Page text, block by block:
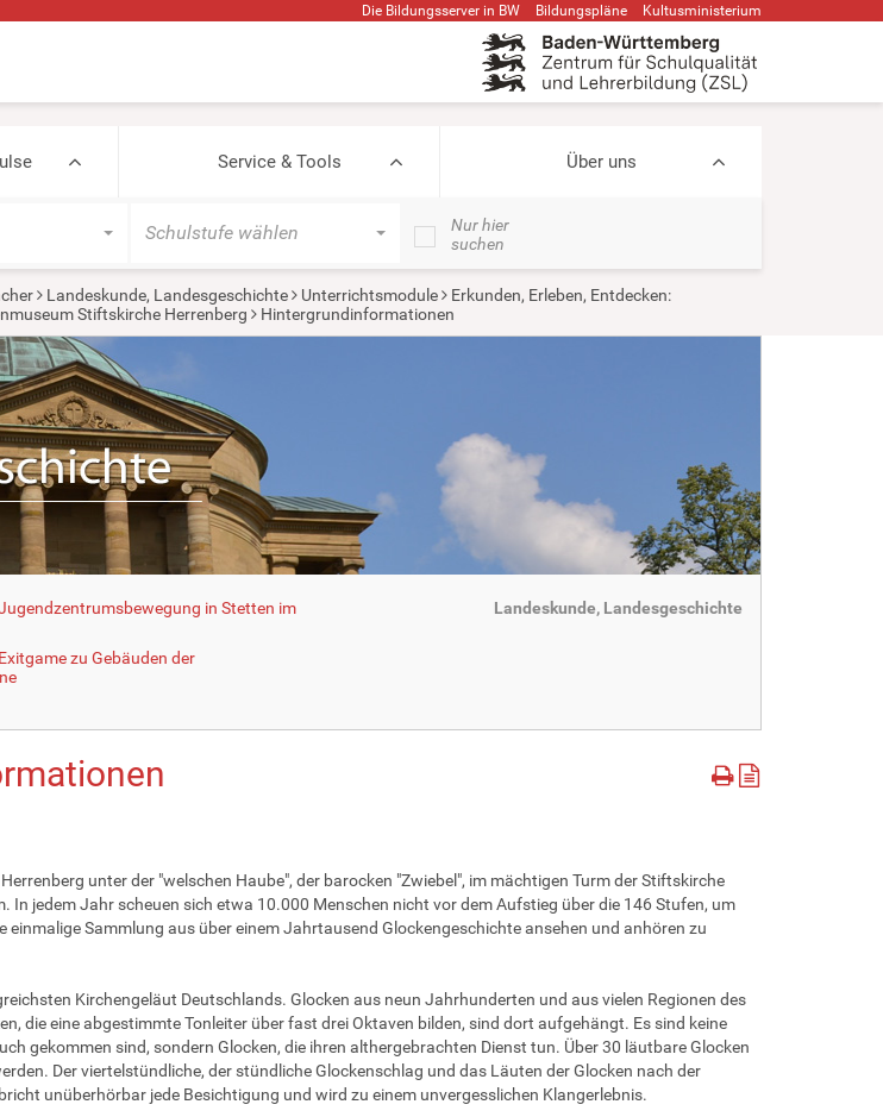
Die Bildungsserver in BW Bildungspläne Kultusministerium
Service & Tools Über uns
Schulstufe wählen
Nur hier
suchen
Landeskunde, Landesgeschichte Unterrichtsmodule
Erkunden, Erleben, Entdecken:
Stiftskirche Herrenberg Hintergrundinformationen
in Stetten im
zu Gebäuden der
Landeskunde, Landesgeschichte
unter der "welschen Haube", der barocken "Zwiebel", im mächtigen Turm der Stiftskirche
In jedem Jahr scheuen sich etwa 10.000 Menschen nicht vor dem Aufstieg über die 146 Stufen, um
einmalige Sammlung aus über einem Jahrtausend Glockengeschichte ansehen und anhören zu
Kirchengeläut Deutschlands. Glocken aus neun Jahrhunderten und aus vielen Regionen des
die eine abgestimmte Tonleiter über fast drei Oktaven bilden, sind dort aufgehängt. Es sind keine
gekommen sind, sondern Glocken, die ihren althergebrachten Dienst tun. Über 30 läutbare Glocken
Der viertelstündliche, der stündliche Glockenschlag und das Läuten der Glocken nach der
unüberhörbar jede Besichtigung und wird zu einem unvergesslichen Klangerlebnis.